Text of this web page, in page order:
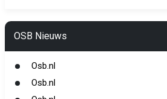
OSB Nieuws
Osb.nl
Osb.nl